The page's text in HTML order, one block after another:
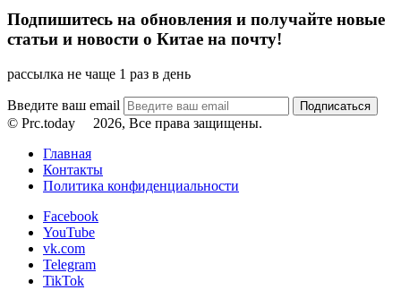
Подпишитесь на обновления и получайте новые
статьи и новости о Китае на почту!
рассылка не чаще 1 раз в день
Введите ваш email
© Prc.today
2026, Все права защищены.
Главная
Контакты
Политика конфиденциальности
Facebook
YouTube
vk.com
Telegram
TikTok